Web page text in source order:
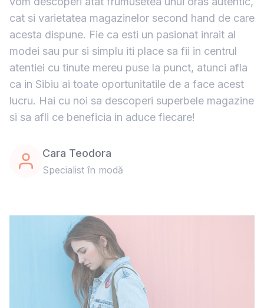
cat si varietatea magazinelor second hand de care
acesta dispune. Fie ca esti un pasionat inrait al
modei sau pur si simplu iti place sa fii in centrul
atentiei cu tinute mereu puse la punct, atunci afla
ca in Sibiu ai toate oportunitatile de a face acest
lucru. Hai cu noi sa descoperi superbele magazine
si sa afli ce beneficia in aduce fiecare!
Cara Teodora
Specialist în modă